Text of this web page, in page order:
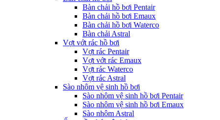
Bàn chải hồ bơi Pentair
Bàn chải hồ bơi Emaux
Bàn chải hồ bơi Waterco
Bàn chải Astral
Vợt vớt rác hồ bơi
Vợt rác Pentair
Vợt vớt rác Emaux
Vợt rác Waterco
Vợt rác Astral
Sào nhôm vệ sinh hồ bơi
Sào nhôm vệ sinh hồ bơi Pentair
Sào nhôm vệ sinh hồ bơi Emaux
Sào nhôm Astral